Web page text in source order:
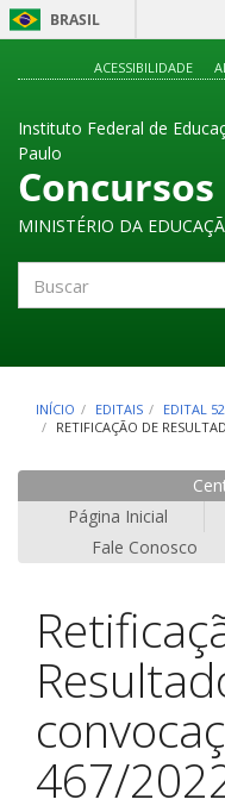
BRASIL
ACESSIBILIDADE
Instituto Federal de
Paulo
MINISTÉRIO DA
INÍCIO EDITAIS
EDITAL
RETIFICAÇÃO DE
Página Inicial
Fale Conosco
467/